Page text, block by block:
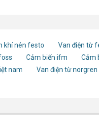
khí nén festo Van điện từ
Cảm biến ifm Cảm
nam Van điện từ norgren